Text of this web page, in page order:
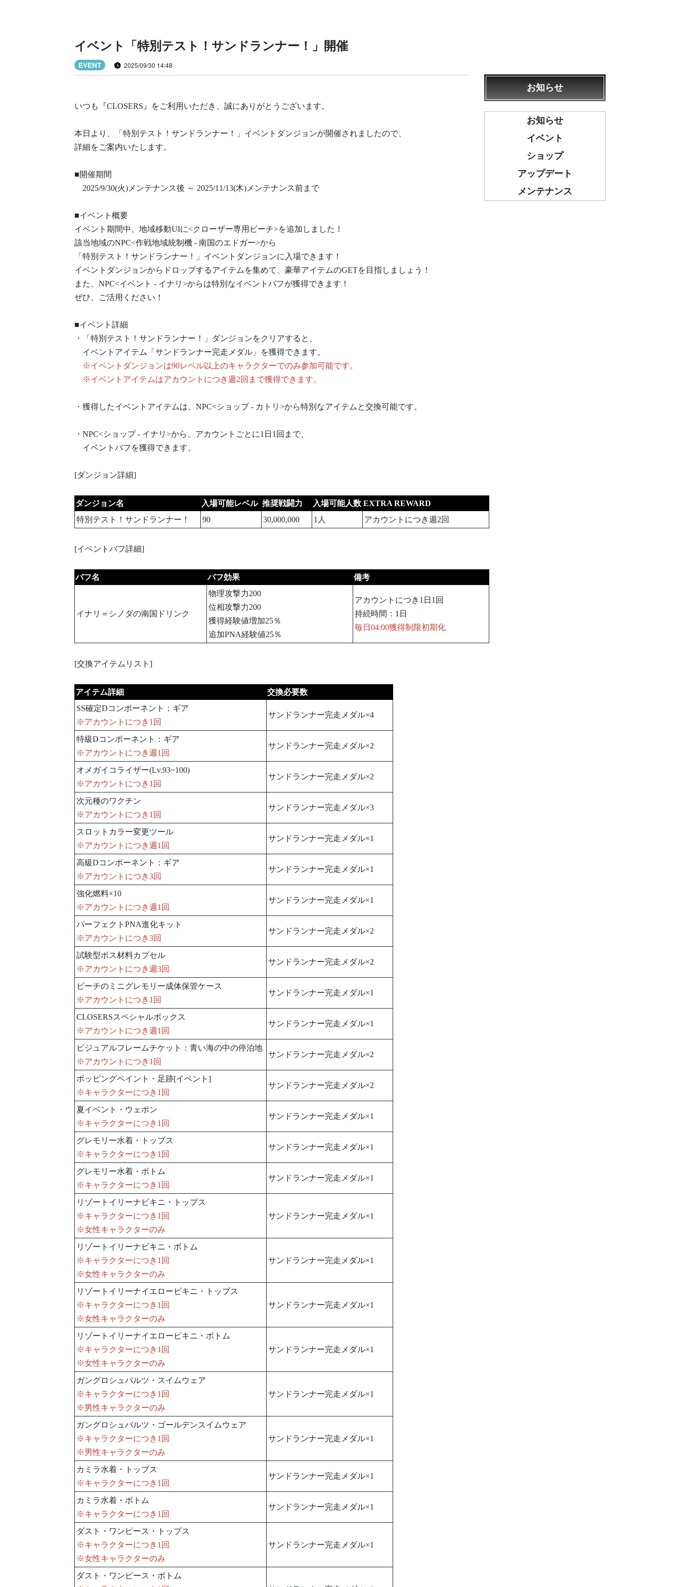
イベント「特別テスト！サンドランナー！」開催
EVENT 2025/09/30 14:48
いつも『CLOSERS』をご利用いただき、誠にありがとうございます。
本日より、「特別テスト！サンドランナー！」イベントダンジョンが開催されましたので、
詳細をご案内いたします。
■開催期間
2025/9/30(火)メンテナンス後 ～ 2025/11/13(木)メンテナンス前まで
■イベント概要
イベント期間中、地域移動UIに<クローザー専用ビーチ>を追加しました！
該当地域のNPC<作戦地域統制機 - 南国のエドガー>から
「特別テスト！サンドランナー！」イベントダンジョンに入場できます！
イベントダンジョンからドロップするアイテムを集めて、豪華アイテムのGETを目指しましょう！
また、NPC<イベント - イナリ>からは特別なイベントバフが獲得できます！
ぜひ、ご活用ください！
■イベント詳細
・「特別テスト！サンドランナー！」ダンジョンをクリアすると、
イベントアイテム「サンドランナー完走メダル」を獲得できます。
※イベントダンジョンは90レベル以上のキャラクターでのみ参加可能です。
※イベントアイテムはアカウントにつき週2回まで獲得できます。
・獲得したイベントアイテムは、NPC<ショップ - カトリ>から特別なアイテムと交換可能です。
・NPC<ショップ - イナリ>から、アカウントごとに1日1回まで、
イベントバフを獲得できます。
[ダンジョン詳細]
ダンジョン名 入場可能レベル 推奨戦闘力 入場可能人数 EXTRA REWARD
特別テスト！サンドランナー！
90 30,000,000 1人 アカウントにつき週2回
[イベントバフ詳細]
バフ名 バフ効果 備考
イナリ＝シノダの南国ドリンク
物理攻撃力200
位相攻撃力200
獲得経験値増加25％
追加PNA経験値25％
アカウントにつき1日1回
持続時間：1日
毎日04:00獲得制限初期化
[交換アイテムリスト]
アイテム詳細
交換必要数
SS確定Dコンポーネント：ギア
※アカウントにつき1回
サンドランナー完走メダル×4
特級Dコンポーネント：ギア
※アカウントにつき週1回
サンドランナー完走メダル×2
オメガイコライザー(Lv.93~100)
※アカウントにつき1回
サンドランナー完走メダル×2
次元種のワクチン
※アカウントにつき1回
サンドランナー完走メダル×3
スロットカラー変更ツール
※アカウントにつき週1回
サンドランナー完走メダル×1
高級Dコンポーネント：ギア
※アカウントにつき3回
サンドランナー完走メダル×1
強化燃料×10
※アカウントにつき週1回
サンドランナー完走メダル×1
パーフェクトPNA進化キット
※アカウントにつき3回
サンドランナー完走メダル×2
試験型ボス材料カプセル
※アカウントにつき週3回
サンドランナー完走メダル×2
ビーチのミニグレモリー成体保管ケース
※アカウントにつき1回
サンドランナー完走メダル×1
CLOSERSスペシャルボックス
※アカウントにつき週1回
サンドランナー完走メダル×1
ビジュアルフレームチケット：青い海の中の停泊地
※アカウントにつき1回
サンドランナー完走メダル×2
ポッピングペイント・足跡[イベント]
※キャラクターにつき1回
サンドランナー完走メダル×2
夏イベント・ウェポン
※キャラクターにつき1回
サンドランナー完走メダル×1
グレモリー水着・トップス
※キャラクターにつき1回
サンドランナー完走メダル×1
グレモリー水着・ボトム
※キャラクターにつき1回
サンドランナー完走メダル×1
リゾートイリーナビキニ・トップス
※キャラクターにつき1回
※女性キャラクターのみ
サンドランナー完走メダル×1
リゾートイリーナビキニ・ボトム
※キャラクターにつき1回
※女性キャラクターのみ
サンドランナー完走メダル×1
リゾートイリーナイエロービキニ・トップス
※キャラクターにつき1回
※女性キャラクターのみ
サンドランナー完走メダル×1
リゾートイリーナイエロービキニ・ボトム
※キャラクターにつき1回
※女性キャラクターのみ
サンドランナー完走メダル×1
ガングロシュバルツ・スイムウェア
※キャラクターにつき1回
※男性キャラクターのみ
サンドランナー完走メダル×1
ガングロシュバルツ・ゴールデンスイムウェア
※キャラクターにつき1回
※男性キャラクターのみ
サンドランナー完走メダル×1
カミラ水着・トップス
※キャラクターにつき1回
サンドランナー完走メダル×1
カミラ水着・ボトム
※キャラクターにつき1回
サンドランナー完走メダル×1
ダスト・ワンピース・トップス
※キャラクターにつき1回
※女性キャラクターのみ
サンドランナー完走メダル×1
ダスト・ワンピース・ボトム
お知らせ
お知らせ
イベント
ショップ
アップデート
メンテナンス